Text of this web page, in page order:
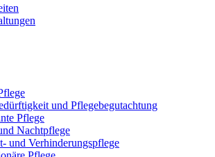
und Pflegebegutachtung
Pflege
Nachtpflege
und Verhinderungspflege